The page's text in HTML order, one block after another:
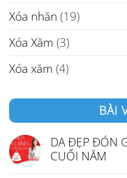
Xóa nhăn (19)
Xóa Xăm (3)
Xóa xăm (4)
BÀI
DA ĐẸP ĐÓN
CUỐI NĂM